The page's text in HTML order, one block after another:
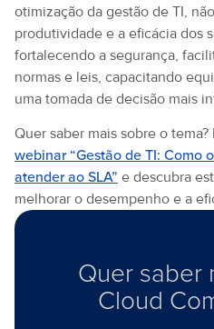
otimização da gestão de TI,
produtividade e a eficácia dos
fortalecendo a segurança,
normas e leis, capacitando
uma tomada de decisão mais
Quer saber mais sobre o tema?
webinar “Gestão de TI: Como
atender ao SLA” e descubra
melhorar o desempenho e a
Quer saber
Cloud